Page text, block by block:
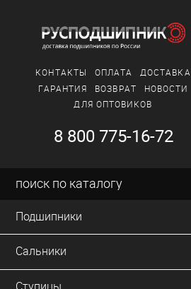
КОНТАКТЫ ОПЛАТА
ДОСТАВКА
ГАРАНТИЯ
ВОЗВРАТ
НОВОСТИ
ДЛЯ ОПТОВИКОВ
8 800 775-16-72
поиск по каталогу
Подшипники
Сальники